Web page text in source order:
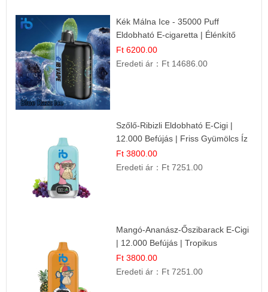
Kék Málna Ice - 35000 Puff
Eldobható E-cigaretta | Élénkítő
Gyümölcsös Frissesség!
Ft 6200.00
Eredeti ár： Ft 14686.00
Szőlő-Ribizli Eldobható E-Cigi |
12.000 Befújás | Friss Gyümölcs Íz
Ft 3800.00
Eredeti ár： Ft 7251.00
Mangó-Ananász-Őszibarack E-Cigi
| 12.000 Befújás | Tropikus
Gyümölcs Íz
Ft 3800.00
Eredeti ár： Ft 7251.00